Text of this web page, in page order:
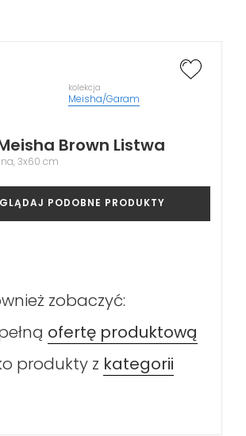
kolekcja
Meisha/Garam
Brown Listwa
3x60 cm
PODOBNE PRODUKTY
zobaczyć:
ofertę produktową
produkty z kategorii